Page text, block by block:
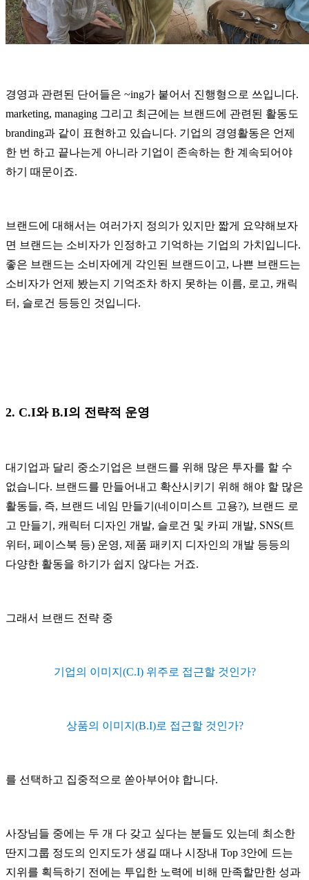
경영과 관련된 단어들은 ~ing가 붙어서 진행형으로 쓰입니다.
marketing, managing 그리고 최근에는 브랜드에 관련된 활동도
branding과 같이 표현하고 있습니다. 기업의 경영활동은 언제
한 번 하고 끝나는게 아니라 기업이 존속하는 한 계속되어야
하기 때문이죠.
브랜드에 대해서는 여러가지 정의가 있지만 짧게 요약해보자
면 브랜드는 소비자가 인정하고 기억하는 기업의 가치입니다.
좋은 브랜드는 소비자에게 각인된 브랜드이고, 나쁜 브랜드는
소비자가 언제 봤는지 기억조차 하지 못하는 이름, 로고, 캐릭
터, 슬로건 등등인 것입니다.
2. C.I와 B.I의 전략적 운영
대기업과 달리 중소기업은 브랜드를 위해 많은 투자를 할 수
없습니다. 브랜드를 만들어내고 확산시키기 위해 해야 할 많은
활동들, 즉, 브랜드 네임 만들기(네이미스트 고용?), 브랜드 로
고 만들기, 캐릭터 디자인 개발, 슬로건 및 카피 개발, SNS(트
위터, 페이스북 등) 운영, 제품 패키지 디자인의 개발 등등의
다양한 활동을 하기가 쉽지 않다는 거죠.
그래서 브랜드 전략 중
기업의 이미지(C.I) 위주로 접근할 것인가?
상품의 이미지(B.I)로 접근할 것인가?
를 선택하고 집중적으로 쏟아부어야 합니다.
사장님들 중에는 두 개 다 갖고 싶다는 분들도 있는데 최소한
딴지그룹 정도의 인지도가 생길 때나 시장내 Top 3안에 드는
지위를 획득하기 전에는 투입한 노력에 비해 만족할만한 성과